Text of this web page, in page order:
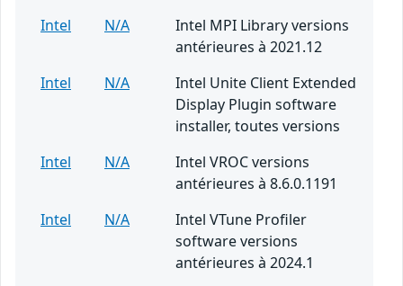
Intel
N/A
Intel MPI Library versions
antérieures à 2021.12
Intel
N/A
Intel Unite Client Extended
Display Plugin software
installer, toutes versions
Intel
N/A
Intel VROC versions
antérieures à 8.6.0.1191
Intel
N/A
Intel VTune Profiler
software versions
antérieures à 2024.1